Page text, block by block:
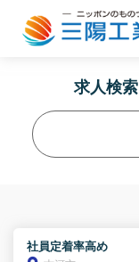
求人検索
社員定着率高め